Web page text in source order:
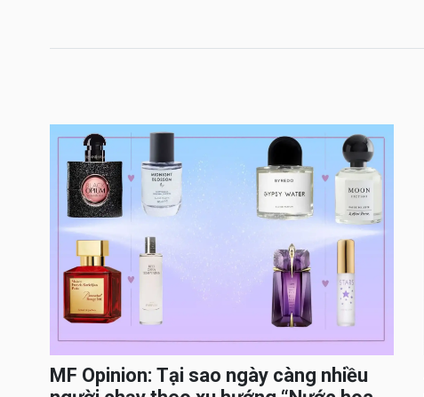
MF Opinion: Tại sao ngày càng nhiều